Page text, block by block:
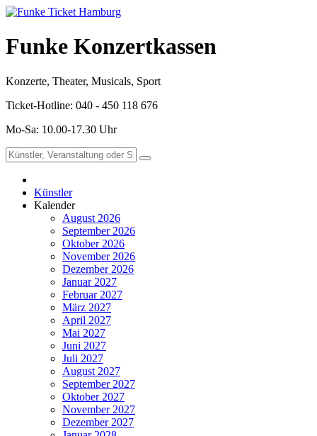
Funke Konzertkassen
Konzerte, Theater, Musicals, Sport
Ticket-Hotline: 040 - 450 118 676
Mo-Sa: 10.00-17.30 Uhr
Künstler
Kalender
August 2026
September 2026
Oktober 2026
November 2026
Dezember 2026
Januar 2027
Februar 2027
März 2027
April 2027
Mai 2027
Juni 2027
Juli 2027
August 2027
September 2027
Oktober 2027
November 2027
Dezember 2027